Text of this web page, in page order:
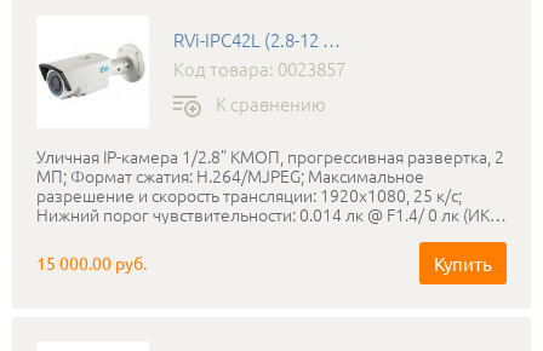
RVi-IPC42L (2.8-12 мм)
Код товара: 0023857
К сравнению
Уличная IP-камера 1/2.8” КМОП, прогрессивная развертка, 2
МП; Формат сжатия: H.264/MJPEG; Максимальное
разрешение и скорость трансляции: 1920х1080, 25 к/с;
Нижний порог чувствительности: 0.014 лк @ F1.4/ 0 лк (ИК
ночь»: Механический ИК-фильтр; ИК-подсветка: до 30
метров; Запись на micro SD карту до 64 ГБ; Соответствие
стандартам ONVIF; Класс защиты: IP66; Диапазон рабочих
15 000.00 руб. Купить